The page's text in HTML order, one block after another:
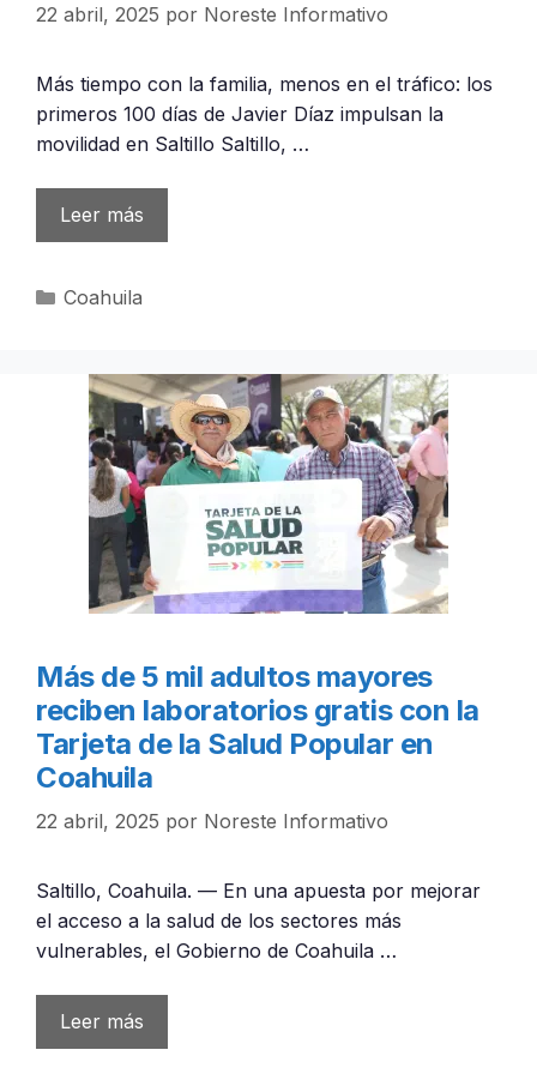
22 abril, 2025 por Noreste Informativo
Más tiempo con la familia, menos en el tráfico: los
primeros 100 días de Javier Díaz impulsan la
movilidad en Saltillo Saltillo, …
Leer más
Categorías
Coahuila
Más de 5 mil adultos mayores
reciben laboratorios gratis con la
Tarjeta de la Salud Popular en
Coahuila
22 abril, 2025 por Noreste Informativo
Saltillo, Coahuila. — En una apuesta por mejorar
el acceso a la salud de los sectores más
vulnerables, el Gobierno de Coahuila …
Leer más